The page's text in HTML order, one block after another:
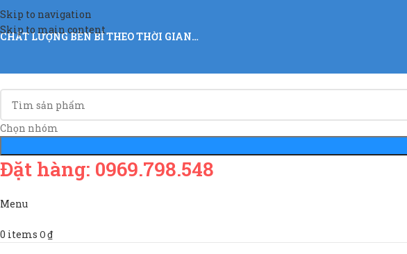
Skip to navigation
Skip to main content
CHẤT LƯỢNG BỀN BỈ THEO THỜI GIAN…
Chọn nhóm
Đặt hàng: 0969.798.548
Menu
0 items 0₫